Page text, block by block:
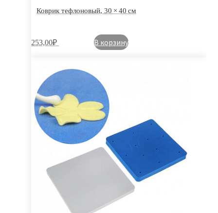
Коврик тефлоновый, 30 × 40 см
253,00₽ В корзину